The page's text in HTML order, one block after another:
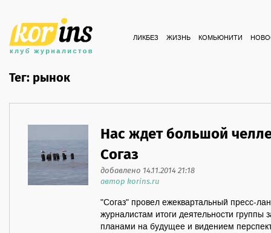
ЛИКБЕЗ ЖИЗНЬ КОМЬЮНИТИ
Тег: рынок
Нас ждет большой
Согаз
добавлено 14.11.2014 21:18
автор korins.ru
"Согаз" провел ежеквартальный пресс-
журналистам итоги деятельности группы
планами на будущее и видением